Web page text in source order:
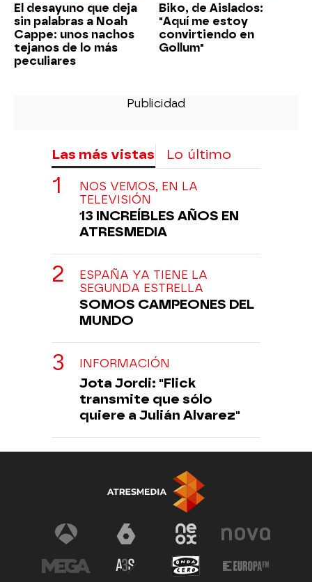
El desayuno que deja
sin palabras a Noah
Cappe: unos nachos
tejanos de lo más
peculiares
Biko, de Aislados:
"Aquí me estoy
convirtiendo en
Gollum"
Las más vistas Lo último
NOS VEMOS, EN LA
TELEVISIÓN
13 INCREÍBLES AÑOS EN
ATRESMEDIA
ESPAÑA YA TIENE LA
SEGUNDA ESTRELLA
SOMOS CAMPEONES DEL
MUNDO
INFORMACIÓN
Jota Jordi: "Flick
transmite que sólo
quiere a Julián Alvarez"